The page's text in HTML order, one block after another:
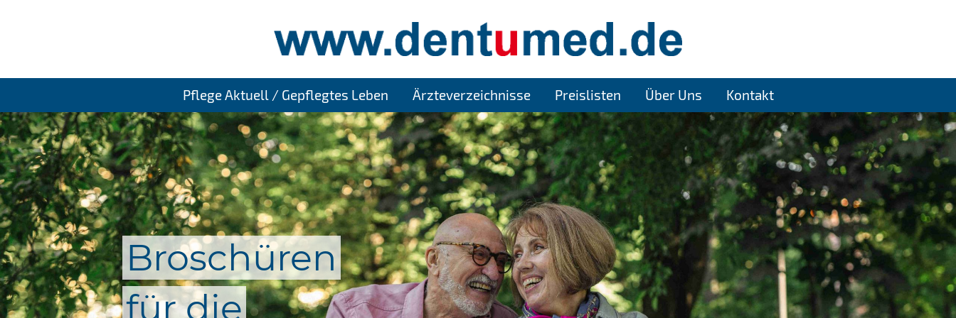
Pflege Aktuell / Gepflegtes Leben Ärzteverzeichnisse Preislisten Über Uns Kontakt
Broschüren
für die